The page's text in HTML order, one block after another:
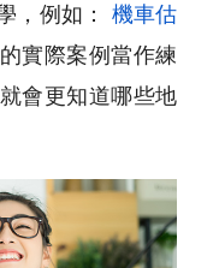
，例如：
機車估
實際案例當作練
會更知道哪些地